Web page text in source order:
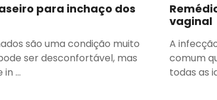
para inchaço dos
são uma condição muito
ser desconfortável, mas
...
vaginal
A
comum
todas as